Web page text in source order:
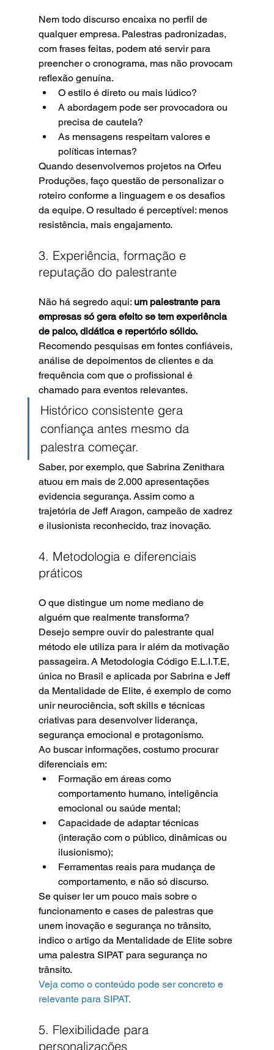
Nem todo discurso encaixa no perfil de
qualquer empresa. Palestras padronizadas,
com frases feitas, podem até servir para
preencher o cronograma, mas não provocam
reflexão genuína.
O estilo é direto ou mais lúdico?
A abordagem pode ser provocadora ou
precisa de cautela?
As mensagens respeitam valores e
políticas internas?
Quando desenvolvemos projetos na Orfeu
Produções, faço questão de personalizar o
roteiro conforme a linguagem e os desafios
da equipe. O resultado é perceptível: menos
resistência, mais engajamento.
3. Experiência, formação e
reputação do palestrante
Não há segredo aqui: um palestrante para
empresas só gera efeito se tem experiência
de palco, didática e repertório sólido.
Recomendo pesquisas em fontes confiáveis,
análise de depoimentos de clientes e da
frequência com que o profissional é
chamado para eventos relevantes.
Histórico consistente gera
confiança antes mesmo da
palestra começar.
Saber, por exemplo, que Sabrina Zenithara
atuou em mais de 2.000 apresentações
evidencia segurança. Assim como a
trajetória de Jeff Aragon, campeão de xadrez
e ilusionista reconhecido, traz inovação.
4. Metodologia e diferenciais
práticos
O que distingue um nome mediano de
alguém que realmente transforma?
Desejo sempre ouvir do palestrante qual
método ele utiliza para ir além da motivação
passageira. A Metodologia Código E.L.I.T.E,
única no Brasil e aplicada por Sabrina e Jeff
da Mentalidade de Elite, é exemplo de como
unir neurociência, soft skills e técnicas
criativas para desenvolver liderança,
segurança emocional e protagonismo.
Ao buscar informações, costumo procurar
diferenciais em:
Formação em áreas como
comportamento humano, inteligência
emocional ou saúde mental;
Capacidade de adaptar técnicas
(interação com o público, dinâmicas ou
ilusionismo);
Ferramentas reais para mudança de
comportamento, e não só discurso.
Se quiser ler um pouco mais sobre o
funcionamento e cases de palestras que
unem inovação e segurança no trânsito,
indico o artigo da Mentalidade de Elite sobre
uma palestra SIPAT para segurança no
trânsito.
Veja como o conteúdo pode ser concreto e
relevante para SIPAT.
5. Flexibilidade para
personalizações